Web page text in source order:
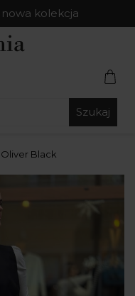
kolekcja
Szukaj
Black